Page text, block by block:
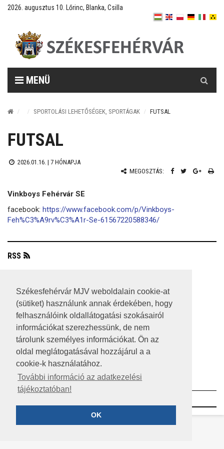
Székesfehérvár MJV weboldalain cookie-at
(sütiket) használunk annak érdekében, hogy
felhasználóink oldallátogatási szokásairól
információkat szerezhessünk, de nem
tárolunk személyes információkat. Ön az
oldal meglátogatásával hozzájárul a a
cookie-k használatához.
További információ az adatkezelési
tájékoztatóban!
OK
2026. augusztus 10. Lőrinc, Blanka, Csilla
MENÜ
SPORTOLÁSI LEHETŐSÉGEK, SPORTÁGAK FUTSAL
FUTSAL
2026.01.16. | 7 HÓNAPJA
MEGOSZTÁS:
Vinkboys Fehérvár SE
facebook: https://www.facebook.com/p/Vinkboys-
Feh%C3%A9rv%C3%A1r-Se-61567220588346/
RSS
JOGI NYILATKOZAT
IMPRESSZUM
MÉDIAAJÁNLAT
KÖZÉRDEKŰ ADATOK
ADATVÉDELEM